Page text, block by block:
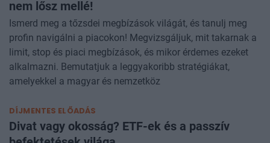
nem lősz mellé!
Ismerd meg a tőzsdei megbízások világát, és tanulj meg
profin navigálni a piacokon! Megvizsgáljuk, mit takarnak a
limit, stop és piaci megbízások, és mikor érdemes ezeket
alkalmazni. Bemutatjuk a leggyakoribb stratégiákat,
amelyekkel a magyar és nemzetköz
DÍJMENTES ELŐADÁS
Divat vagy okosság? ETF-ek és a passzív